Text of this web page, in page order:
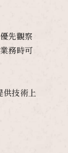
先觀察
務時可
技術上